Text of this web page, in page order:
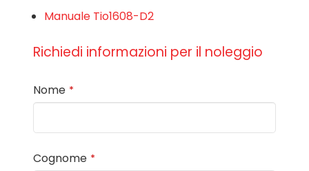
Manuale Tio1608-D2
Richiedi informazioni per il noleggio
Nome *
Cognome *